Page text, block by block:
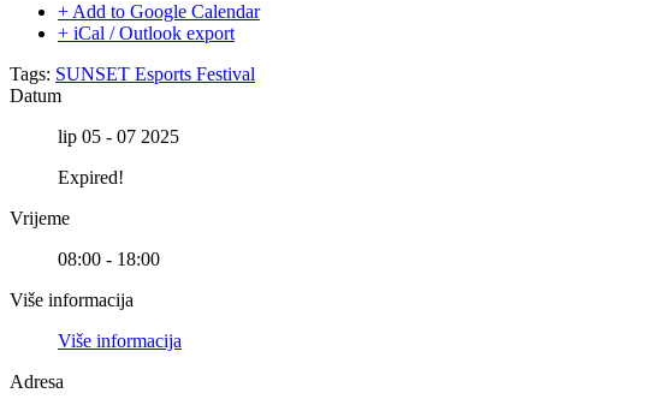
+ Add to Google Calendar
+ iCal / Outlook export
Tags: SUNSET Esports Festival
Datum
lip 05 - 07 2025
Expired!
Vrijeme
08:00 - 18:00
Više informacija
Više informacija
Adresa